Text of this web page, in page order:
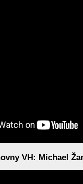
VH: Michael